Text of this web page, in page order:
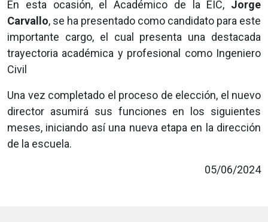
En esta ocasión, el Académico de la EIC, Jorge
Carvallo, se ha presentado como candidato para este
importante cargo, el cual presenta una destacada
trayectoria académica y profesional como Ingeniero
Civil
Una vez completado el proceso de elección, el nuevo
director asumirá sus funciones en los siguientes
meses, iniciando así una nueva etapa en la dirección
de la escuela.
05/06/2024